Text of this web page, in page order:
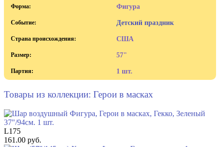
Форма: Фигура
Событие: Детский праздник
Страна происхождения: США
Размер: 57"
Партия: 1 шт.
Товары из коллекции: Герои в масках
L175
161.00 руб.